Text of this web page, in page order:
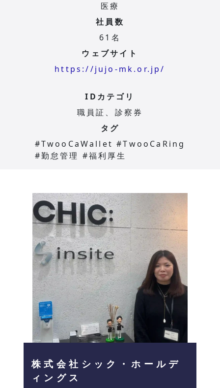
医療
社員数
61名
ウェブサイト
https://jujo-mk.or.jp/
IDカテゴリ
職員証、診察券
タグ
#TwooCaWallet #TwooCaRing
#勤怠管理 #福利厚生
株式会社シック・ホールデ
ィングス